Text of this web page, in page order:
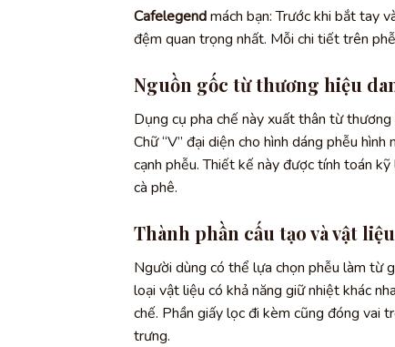
Cafelegendmách bạn: Trước khi bắt tay
đệm quan trọng nhất. Mỗi chi tiết trên
Nguồn gốc từ thương hiệu
Dụng cụ pha chế này xuất thân từ
Chữ “V” đại diện cho hình dáng phễu
cạnh phễu. Thiết kế này được tính toán
cà phê.
Thành phần cấu tạo và vật
Người dùng có thể lựa chọn phễu làm từ
loại vật liệu có khả năng giữ nhiệt khác
chế. Phần giấy lọc đi kèm cũng đóng vai
trưng.